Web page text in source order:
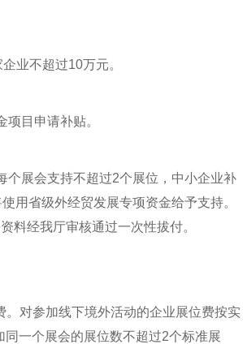
业不超过10万元。
目申请补贴。
个展会支持不超过2个展位，中小企业补
用省级外经贸发展专项资金给予支持。
料经我厅审核通过一次性拔付。
。对参加线下境外活动的企业展位费按实
一个展会的展位数不超过2个标准展